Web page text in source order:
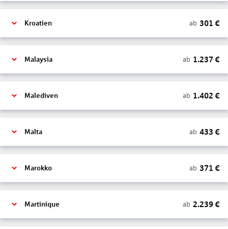
Kroatien ab 301 €
Malaysia ab 1.237 €
Malediven ab 1.402 €
Malta ab 433 €
Marokko ab 371 €
Martinique ab 2.239€